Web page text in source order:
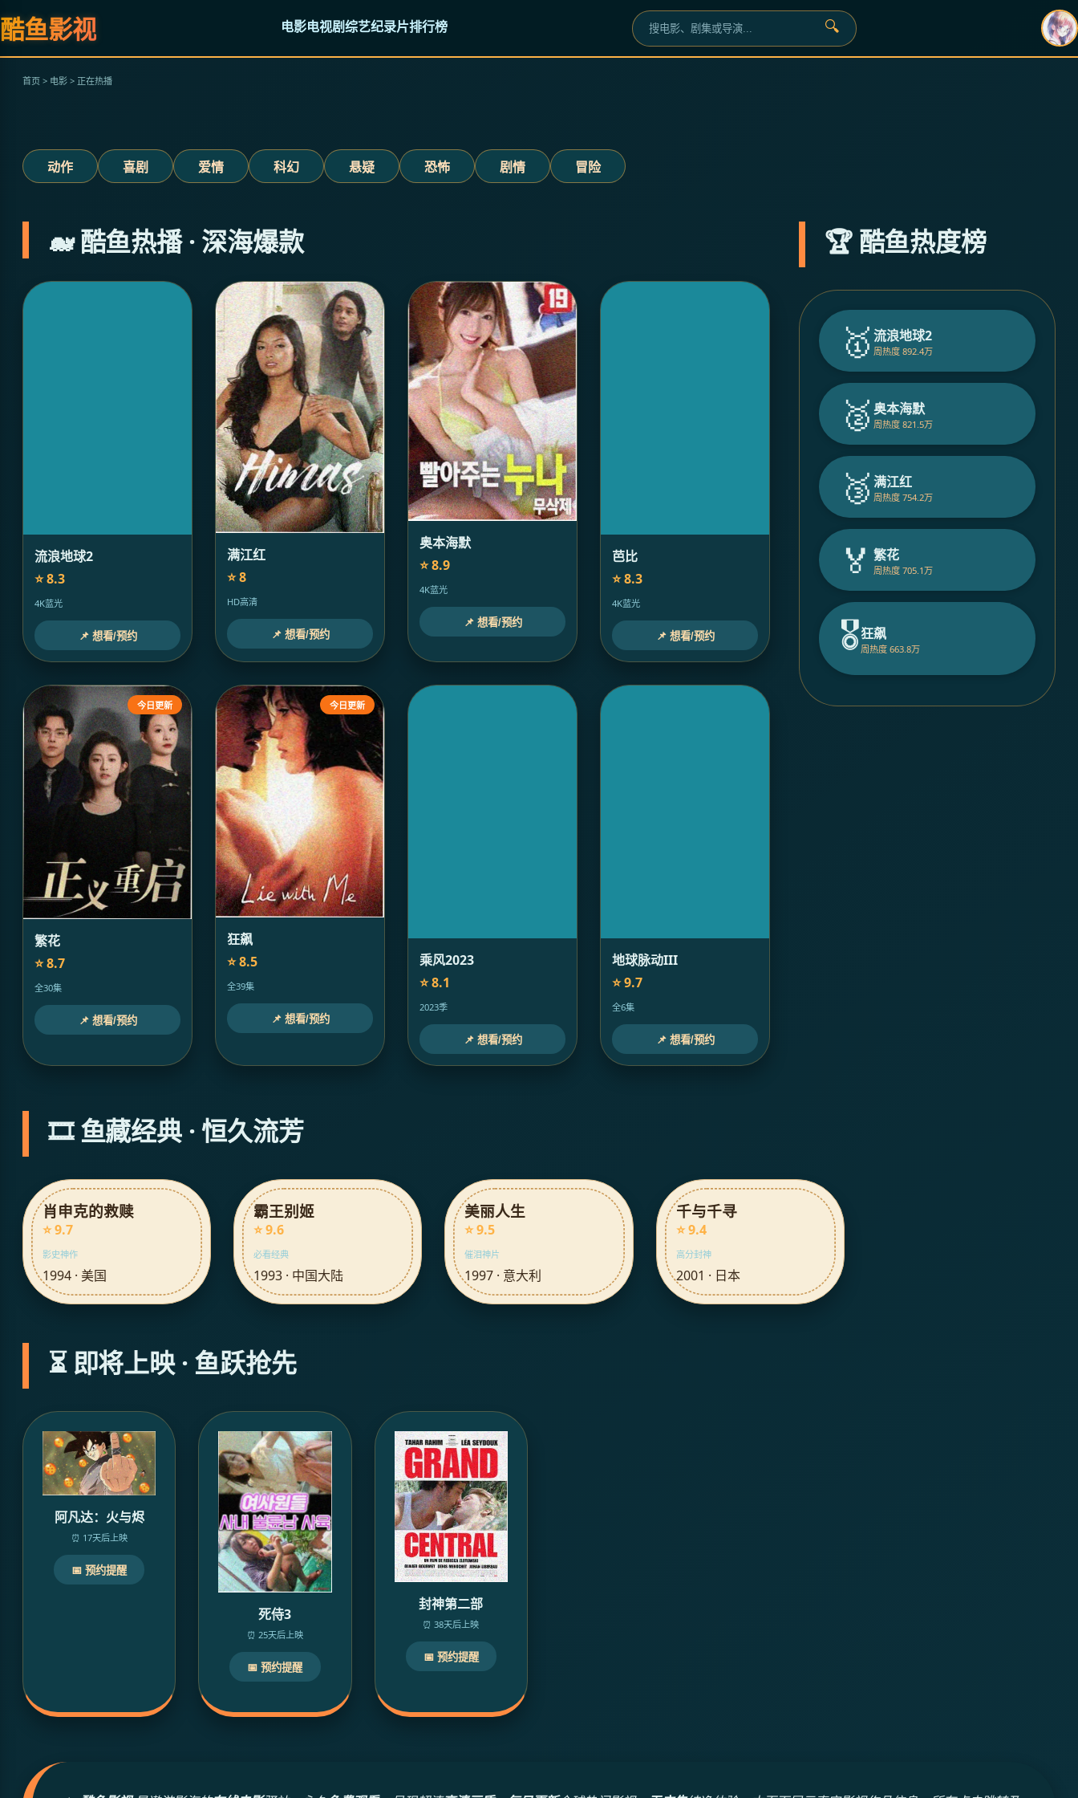
酷鱼影视 电影电视剧综艺纪录片排行榜 🔍
首页 > 电影 > 正在热播
原子弹之父的内心核爆
动作 喜剧 爱情 科幻 悬疑 恐怖 剧情 冒险
🐋 酷鱼热播 · 深海爆款
流浪地球2
⭐ 8.3
4K蓝光
📌 想看/预约
满江红
⭐ 8
HD高清
📌 想看/预约
奥本海默
⭐ 8.9
4K蓝光
📌 想看/预约
芭比
⭐ 8.3
4K蓝光
📌 想看/预约
今日更新
繁花
⭐ 8.7
全30集
📌 想看/预约
今日更新
狂飙
⭐ 8.5
全39集
📌 想看/预约
乘风2023
⭐ 8.1
2023季
📌 想看/预约
地球脉动III
⭐ 9.7
全6集
📌 想看/预约
🏆 酷鱼热度榜
🥇 流浪地球2
周热度 892.4万
🥈 奥本海默
周热度 821.5万
🥉 满江红
周热度 754.2万
🏅 繁花
周热度 705.1万
🎖️狂飙
周热度 663.8万
🎞️ 鱼藏经典 · 恒久流芳
肖申克的救赎
⭐ 9.7
影史神作
1994 · 美国
霸王别姬
⭐ 9.6
必看经典
1993 · 中国大陆
美丽人生
⭐ 9.5
催泪神片
1997 · 意大利
千与千寻
⭐ 9.4
高分封神
2001 · 日本
⏳ 即将上映 · 鱼跃抢先
阿凡达：火与烬
⏰ 17天后上映
📅 预约提醒
死侍3
⏰ 25天后上映
📅 预约提醒
封神第二部
⏰ 38天后上映
📅 预约提醒